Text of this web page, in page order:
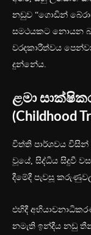
නඩුව “ගොඩින්
සමථයකට නොයන
වරදකාරීත්වය
දුන්නේය.
ළමා
(Childhood
විත්ති පාර්ශවය
වූයේ, සිද්ධිය සිදුවී
දීමේදී පැවසූ
එහිදී
නමැති ඉන්දීය නඩු